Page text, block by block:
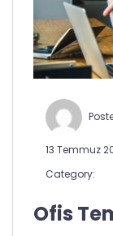
13 Temmuz
Category:
Ofis